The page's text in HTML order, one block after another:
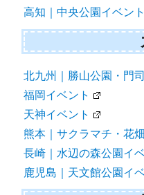
高知｜中央公園イベント
北九州｜勝山公園・門
福岡イベント
天神イベント
熊本｜サクラマチ・花
長崎｜水辺の森公園イ
鹿児島｜天文館公園イ